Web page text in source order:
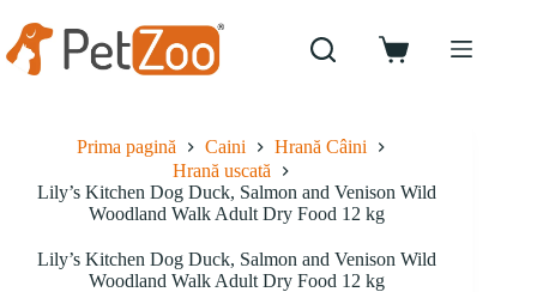
conținut
Coș
Prima pagină Caini
Hrană Câini
Hrană uscată
Lily’s Kitchen Dog Duck, Salmon and Venison Wild
Woodland Walk Adult Dry Food 12 kg
Lily’s Kitchen Dog Duck, Salmon and Venison Wild
Woodland Walk Adult Dry Food 12 kg